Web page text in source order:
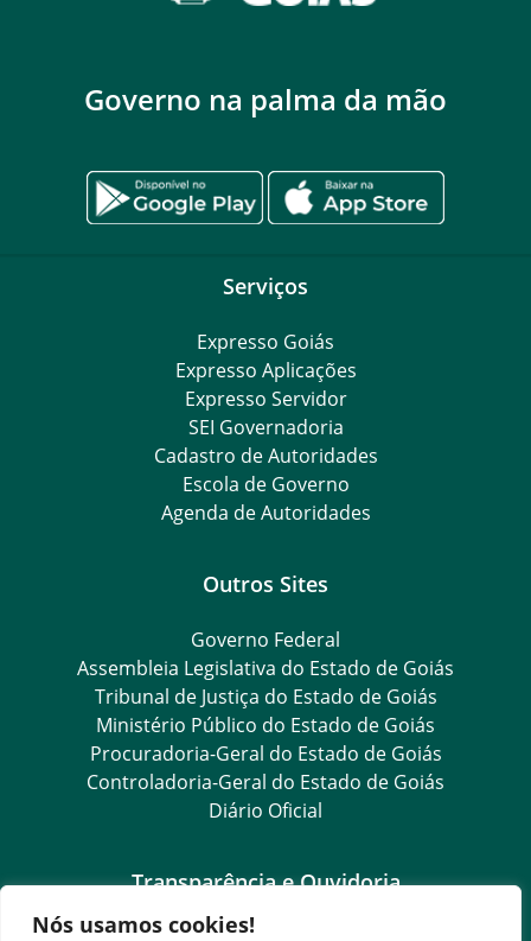
Nós usamos cookies!
Governo na palma da mão
Serviços
Expresso Goiás
Expresso Aplicações
Expresso Servidor
SEI Governadoria
Cadastro de Autoridades
Escola de Governo
Agenda de Autoridades
Outros Sites
Governo Federal
Assembleia Legislativa do Estado de Goiás
Tribunal de Justiça do Estado de Goiás
Ministério Público do Estado de Goiás
Procuradoria-Geral do Estado de Goiás
Controladoria-Geral do Estado de Goiás
Diário Oficial
Transparência e Ouvidoria